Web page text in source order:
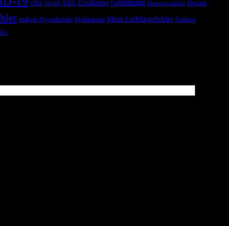
CRM DOAK EKG Ernährung Gerinnung Harnwegsinfekt Heparin
maligne Hyperthermie Medikament Mein Lieblingsfehler Narkose